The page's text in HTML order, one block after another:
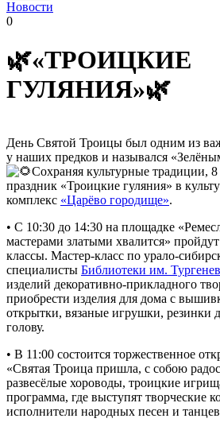
Новости
0
🌿«ТРОИЦКИЕ
ГУЛЯНИЯ»🌿
День Святой Троицы был одним из
у наших предков и назывался
Сохраняя культурные традиции,
праздник «Троицкие гуляния» в
комплекс «Царёво городище».
• С 10:30 до 14:30 на площадке
мастерами златыми хвалится»
классы. Мастер-класс по урало-
специалисты Библиотеки им.
изделий декоративно-прикладного
приобрести изделия для дома с
открытки, вязаные игрушки, резинки
голову.
• В 11:00 состоится торжественное
«Святая Троица пришла, с собою
развесёлые хороводы, троицкие
программа, где выступят творческие
исполнители народных песен и